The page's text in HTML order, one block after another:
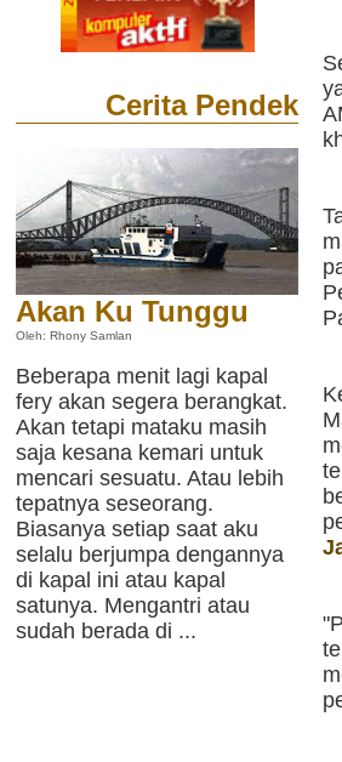
Cerita Pendek
Akan Ku Tunggu
Oleh: Rhony Samlan
Beberapa menit lagi kapal
fery akan segera berangkat.
Akan tetapi mataku masih
saja kesana kemari untuk
mencari sesuatu. Atau lebih
tepatnya seseorang.
Biasanya setiap saat aku
selalu berjumpa dengannya
di kapal ini atau kapal
satunya. Mengantri atau
sudah berada di ...